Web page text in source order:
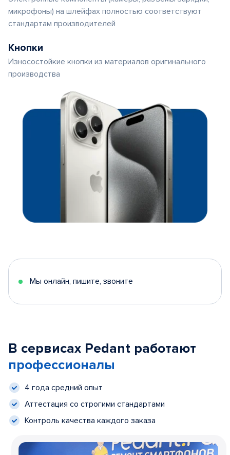
микрофоны) на шлейфах полностью соответствуют
стандартам производителей
Кнопки
Износостойкие кнопки из материалов оригинального
производства
Мы онлайн, пишите, звоните
В сервисах Pedant работают
профессионалы
4 года средний опыт
Аттестация со строгими стандартами
Контроль качества каждого заказа